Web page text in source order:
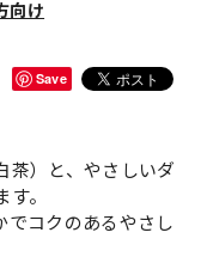
向け
Save
茶）と、やさしいダ
。
でコクのあるやさし